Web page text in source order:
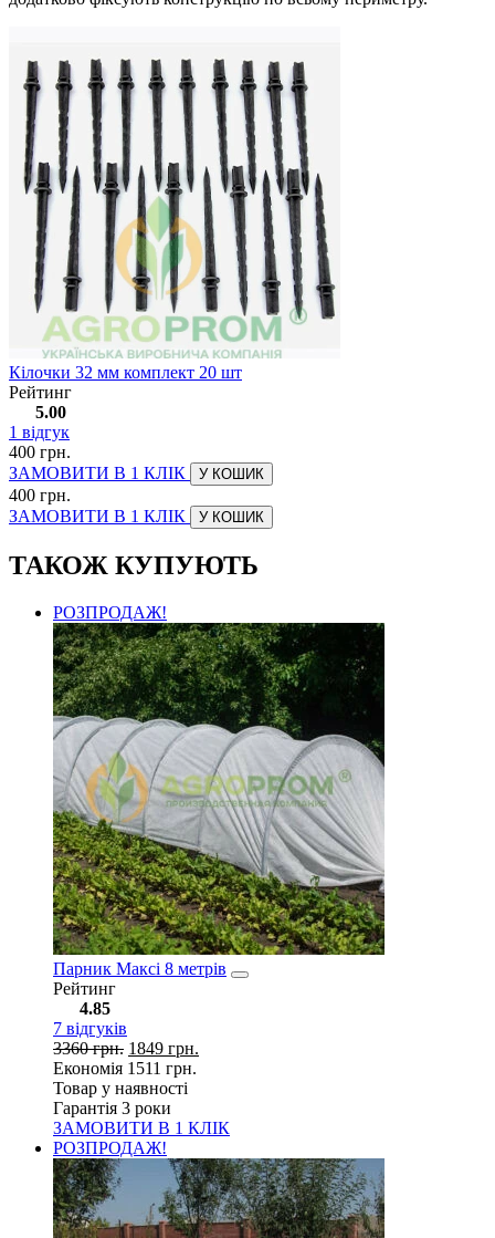
Кілочки 32 мм комплект 20 шт
Рейтинг
5.00
1 відгук
400 грн.
ЗАМОВИТИ В 1 КЛІК
У КОШИК
400 грн.
ЗАМОВИТИ В 1 КЛІК
У КОШИК
ТАКОЖ КУПУЮТЬ
РОЗПРОДАЖ!
Парник Максі 8 метрів
Рейтинг
4.85
7 відгуків
3360грн. 1849 грн.
Економія 1511 грн.
Товар у наявності
Гарантія 3 роки
ЗАМОВИТИ В 1 КЛІК
РОЗПРОДАЖ!